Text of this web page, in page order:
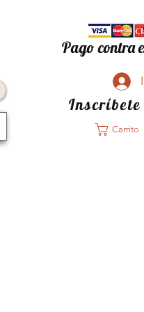
Pago contra
Carrito